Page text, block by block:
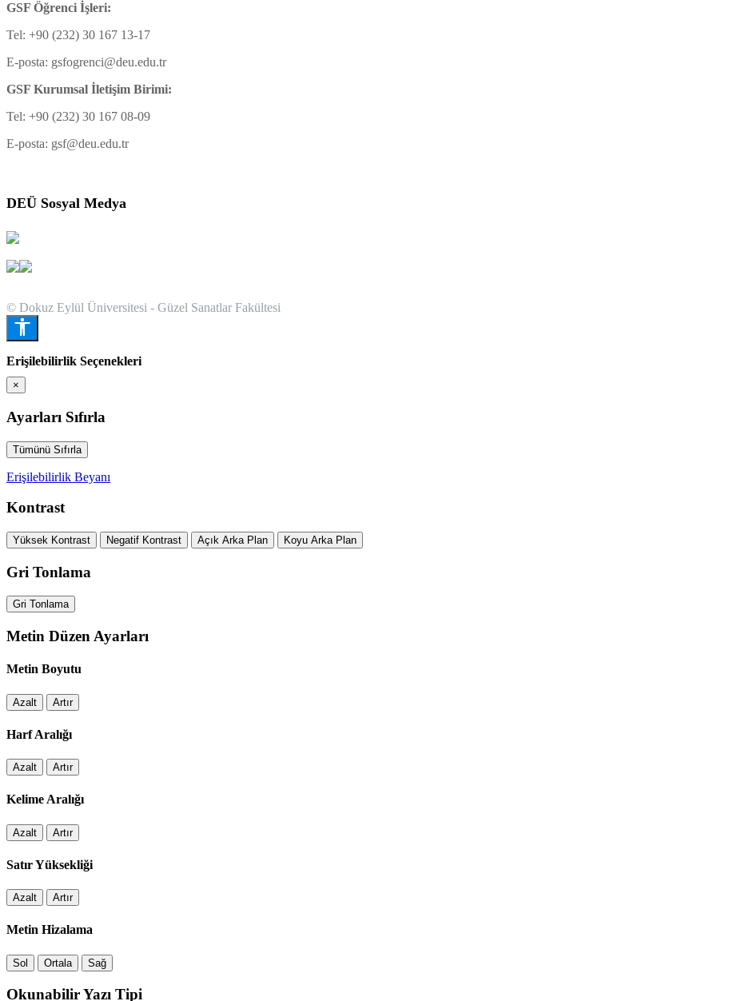
GSF Öğrenci İşleri:
Tel: +90 (232) 30 167 13-17
E-posta: gsfogrenci@deu.edu.tr
GSF Kurumsal İletişim Birimi:
Tel: +90 (232) 30 167 08-09
E-posta: gsf@deu.edu.tr
DEÜ Sosyal Medya
© Dokuz Eylül Üniversitesi - Güzel Sanatlar Fakültesi
Erişilebilirlik Seçenekleri
×
Ayarları Sıfırla
Tümünü Sıfırla
Erişilebilirlik Beyanı
Kontrast
Yüksek Kontrast Negatif Kontrast Açık Arka Plan Koyu Arka Plan
Gri Tonlama
Gri Tonlama
Metin Düzen Ayarları
Metin Boyutu
Azalt Artır
Harf Aralığı
Azalt Artır
Kelime Aralığı
Azalt Artır
Satır Yüksekliği
Azalt Artır
Metin Hizalama
Sol Ortala Sağ
Okunabilir Yazı Tipi